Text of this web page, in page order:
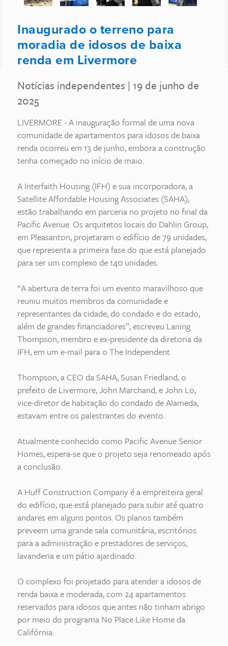
Inaugurado o terreno para
moradia de idosos de baixa
renda em Livermore
Notícias independentes | 19 de junho de
2025
LIVERMORE - A inauguração formal de uma nova
comunidade de apartamentos para idosos de baixa
renda ocorreu em 13 de junho, embora a construção
tenha começado no início de maio.
A Interfaith Housing (IFH) e sua incorporadora, a
Satellite Affordable Housing Associates (SAHA),
estão trabalhando em parceria no projeto no final da
Pacific Avenue. Os arquitetos locais do Dahlin Group,
em Pleasanton, projetaram o edifício de 79 unidades,
que representa a primeira fase do que está planejado
para ser um complexo de 140 unidades.
“A abertura de terra foi um evento maravilhoso que
reuniu muitos membros da comunidade e
representantes da cidade, do condado e do estado,
além de grandes financiadores”, escreveu Laning
Thompson, membro e ex-presidente da diretoria da
IFH, em um e-mail para o The Independent.
Thompson, a CEO da SAHA, Susan Friedland, o
prefeito de Livermore, John Marchand, e John Lo,
vice-diretor de habitação do condado de Alameda,
estavam entre os palestrantes do evento.
Atualmente conhecido como Pacific Avenue Senior
Homes, espera-se que o projeto seja renomeado após
a conclusão.
A Huff Construction Company é a empreiteira geral
do edifício, que está planejado para subir até quatro
andares em alguns pontos. Os planos também
preveem uma grande sala comunitária, escritórios
para a administração e prestadores de serviços,
lavanderia e um pátio ajardinado.
O complexo foi projetado para atender a idosos de
renda baixa e moderada, com 24 apartamentos
reservados para idosos que antes não tinham abrigo
por meio do programa No Place Like Home da
Califórnia.